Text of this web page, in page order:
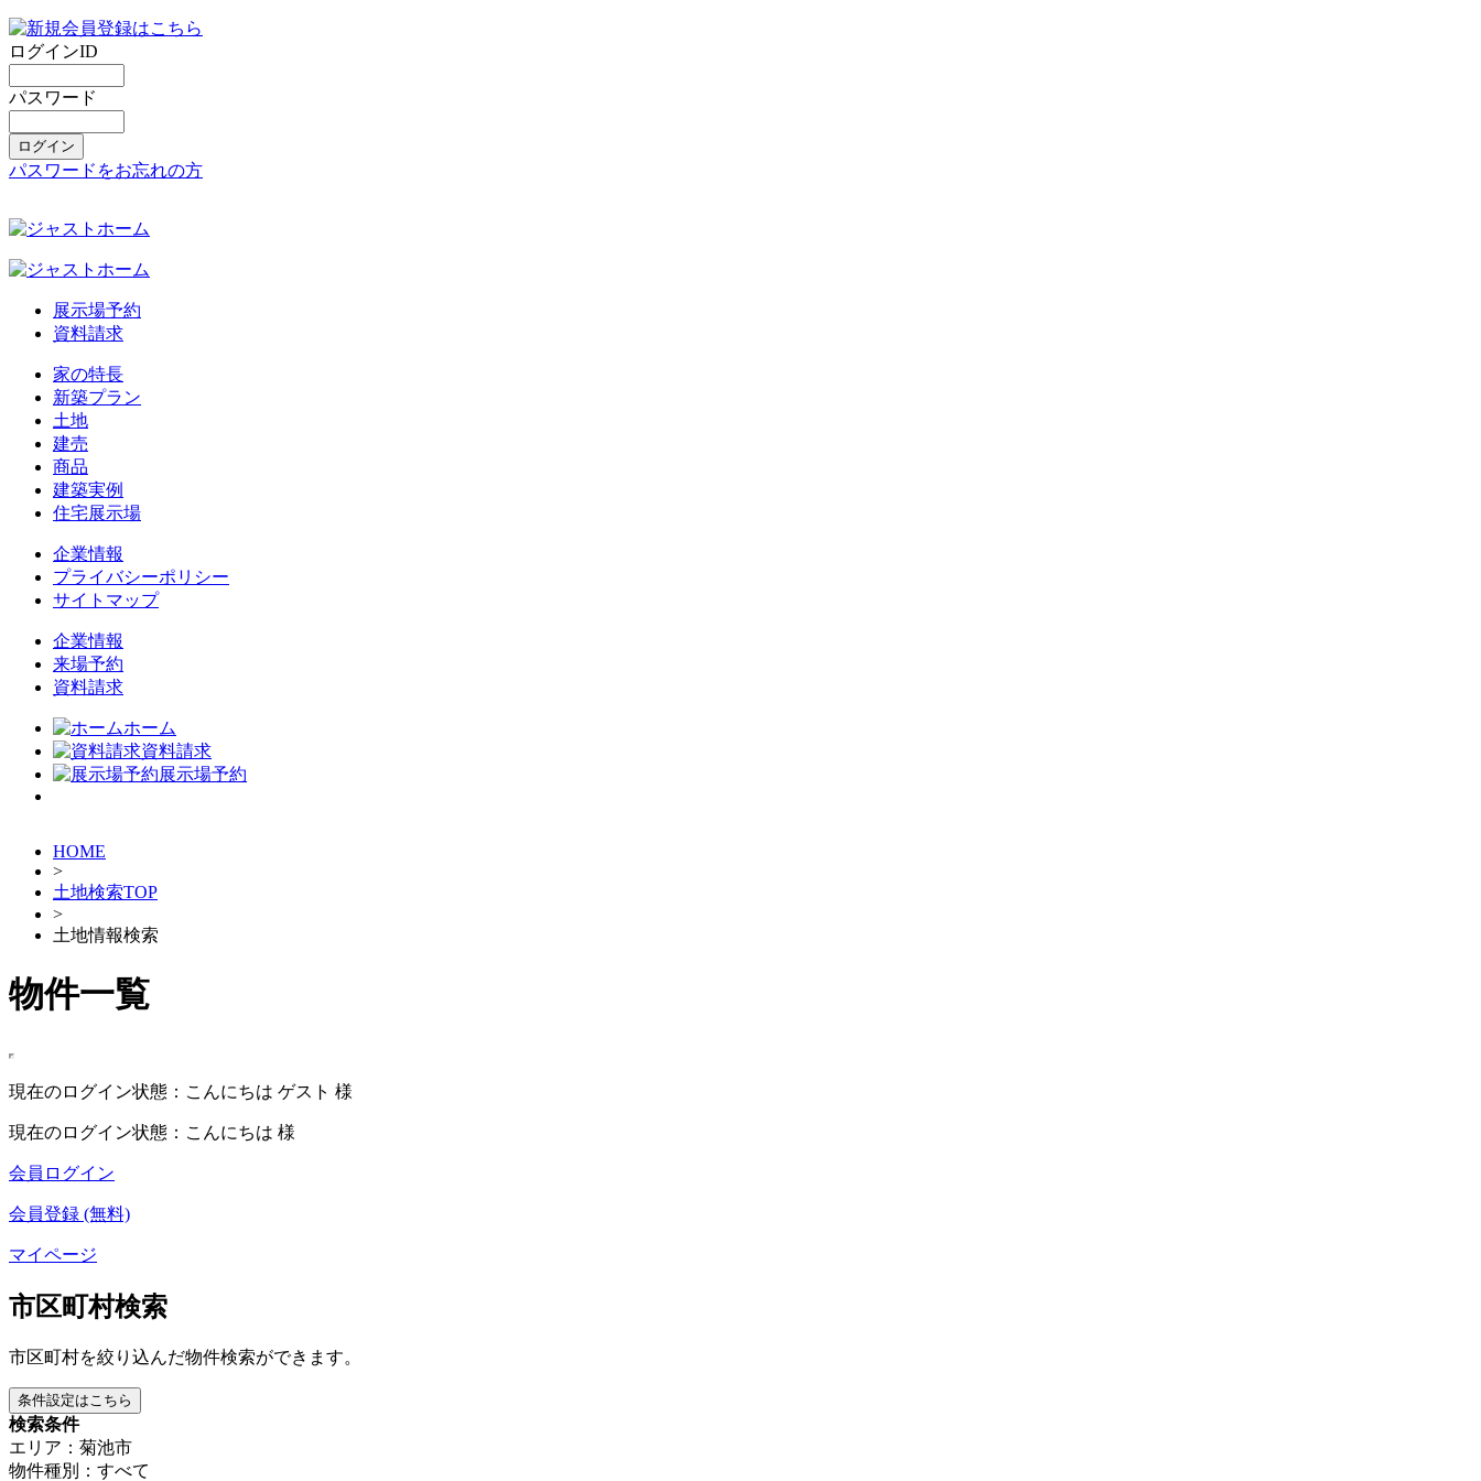
ログインID
パスワード
パスワードをお忘れの方
展示場予約
資料請求
家の特長
新築プラン
土地
建売
商品
建築実例
住宅展示場
企業情報
プライバシーポリシー
サイトマップ
企業情報
来場予約
資料請求
ホーム
資料請求
展示場予約
HOME
>
土地検索TOP
>
土地情報検索
物件一覧
現在のログイン状態：こんにちは ゲスト 様
現在のログイン状態：こんにちは 様
会員ログイン
会員登録 (無料)
マイページ
市区町村検索
市区町村を絞り込んだ物件検索ができます。
条件設定はこちら
検索条件
エリア：菊池市
物件種別：すべて